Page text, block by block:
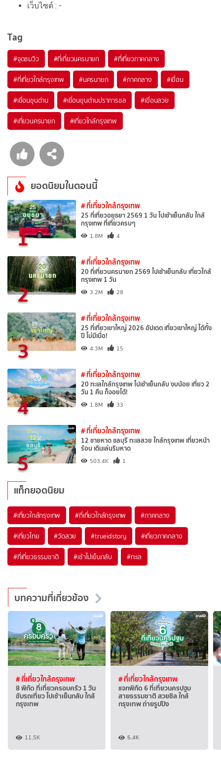
เว็บไซต์ : -
Tag
#จุดชมวิว #ที่เที่ยวนครนายก #ที่เที่ยวภาคกลาง
#ที่เที่ยวใกล้กรุงเทพ #นครนายก #ภาคกลาง #เขื่อน
#เขื่อนขุนด่าน #เขื่อนขุนด่านปราการชล #เขื่อนสวย
#เที่ยวนครนายก #เที่ยวใกล้กรุงเทพ
ยอดนิยมในตอนนี้
1
# ที่เที่ยวใกล้กรุงเทพ
25 ที่เที่ยวอยุธยา 2569 1 วัน ไปเช้าเย็นกลับ ใกล้
กรุงเทพ ที่เที่ยวครบๆ
1.8M 4
2
# ที่เที่ยวใกล้กรุงเทพ
20 ที่เที่ยวนครนายก 2569 ไปเช้าเย็นกลับ เที่ยวใกล้
กรุงเทพ 1 วัน
3.2M 28
3
# ที่เที่ยวใกล้กรุงเทพ
25 ที่เที่ยวเขาใหญ่ 2026 อัปเดต เที่ยวเขาใหญ่ ได้ทั้ง
ปี ไม่มีเบื่อ!
4.3M 15
4
# ที่เที่ยวใกล้กรุงเทพ
20 ทะเลใกล้กรุงเทพ ไปเช้าเย็นกลับ งบน้อย เที่ยว 2
วัน 1 คืน ก็จอยได้!
1.8M 33
5
# ที่เที่ยวใกล้กรุงเทพ
12 ชายหาด ชลบุรี ทะเลสวย ใกล้กรุงเทพ เที่ยวหน้า
ร้อน เดินเล่นริมหาด
503.4K 1
แท็กยอดนิยม
#เที่ยวใกล้กรุงเทพ #ที่เที่ยวใกล้กรุงเทพ #ภาคกลาง
#เที่ยวไทย #วัดสวย #trueidstory #เที่ยวภาคกลาง
#ที่เที่ยวธรรมชาติ #เช้าไปเย็นกลับ #ทะเล
บทความที่เกี่ยวข้อง
# ที่เที่ยวใกล้กรุงเทพ
8 พิกัด ที่เที่ยวครอบครัว 1 วัน
ขับรถเที่ยว ไปเช้าเย็นกลับ ใกล้
กรุงเทพ
11.5K
# ที่เที่ยวใกล้กรุงเทพ
แจกพิกัด 6 ที่เที่ยวนครปฐม
สายธรรมชาติ สวยชิล ใกล้
กรุงเทพ ถ่ายรูปปัง
6.4K